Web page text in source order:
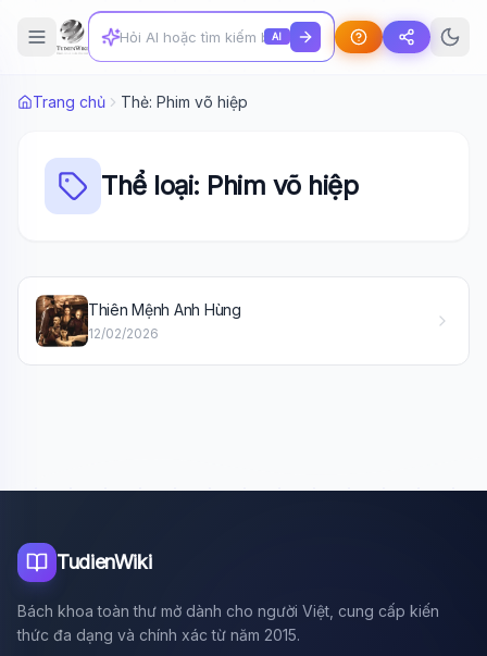
AI
Trang chủ Thẻ: Phim võ hiệp
Thể loại: Phim võ hiệp
Thiên Mệnh Anh Hùng
12/02/2026
TudienWiki
Bách khoa toàn thư mở dành cho người Việt, cung cấp kiến
thức đa dạng và chính xác từ năm 2015.
🤖Sẵn sàng hỗ trợ
Tôi là trợ lý AI của TuDienWiki. Hãy hỏi tôi bất kỳ điều gì
🪐 Sao Mộc là gì?
🔬 Albert Einstein